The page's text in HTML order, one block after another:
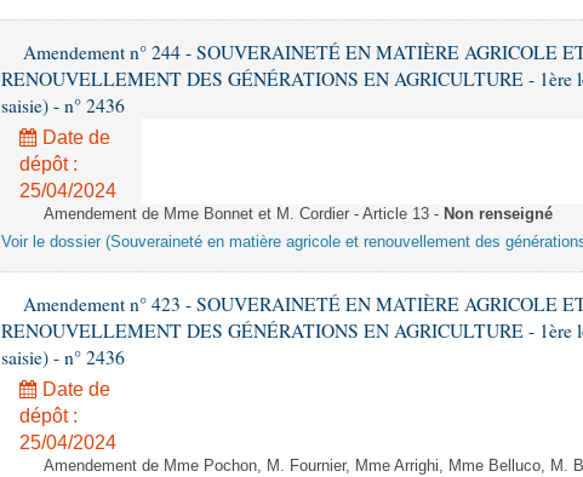
Amendement n° 244 - SOUVERAINETÉ EN MATIÈRE AGRICOLE
RENOUVELLEMENT DES GÉNÉRATIONS EN AGRICULTURE - 1ère
saisie) - n° 2436
Date de
dépôt :
25/04/2024
Amendement de Mme Bonnet et M. Cordier - Article 13 - Non renseigné
Voir le dossier (Souveraineté en matière agricole et renouvellement des
Amendement n° 423 - SOUVERAINETÉ EN MATIÈRE AGRICOLE
RENOUVELLEMENT DES GÉNÉRATIONS EN AGRICULTURE - 1ère
saisie) - n° 2436
Date de
dépôt :
25/04/2024
Amendement de Mme Pochon, M. Fournier, Mme Arrighi, Mme Belluco, M.